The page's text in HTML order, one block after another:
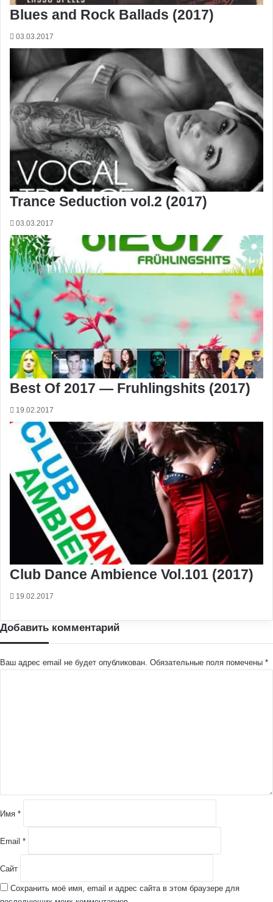
Blues and Rock Ballads (2017)
03.03.2017
Trance Seduction vol.2 (2017)
03.03.2017
Best Of 2017 — Fruhlingshits (2017)
19.02.2017
Club Dance Ambience Vol.101 (2017)
19.02.2017
Добавить комментарий
Ваш адрес email не будет опубликован. Обязательные поля помечены *
и
йИмя *
Email *
Сайт
Сохранить моё имя, email и адрес сайта в этом браузере для